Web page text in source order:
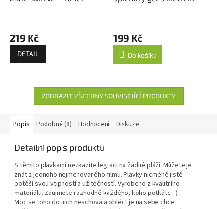
219 Kč
DETAIL
199 Kč
Do košíku
ZOBRAZIT VŠECHNY SOUVISEJÍCÍ PRODUKTY
Popis Podobné (8) Hodnocení Diskuze
Detailní popis produktu
S těmito plavkami nezkazíte legraci na žádné pláži. Můžete je
znát z jednoho nejmenovaného filmu. Plavky nicméně jistě
potěší svou vtipností a užitečností. Vyrobeno z kvalitního
materiálu. Zaujmete rozhodně každého, koho potkáte :-)
Moc se toho do nich neschová a obléct je na sebe chce